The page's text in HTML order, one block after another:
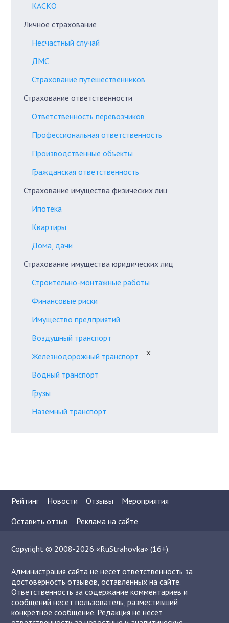
КАСКО
Личное страхование
Несчастный случай
ДМС
Страхование путешественников
Страхование ответственности
Ответственность перевозчиков
Профессиональная ответственность
Производственные объекты
Гражданская ответственность
Страхование имущества физических лиц
Ипотека
Квартиры
Дома, дачи
Страхование имущества юридических лиц
Строительно-монтажные работы
Финансовые риски
Имущество предприятий
Воздушный транспорт
Железнодорожный транспорт
✕
Водный транспорт
Грузы
Наземный транспорт
Рейтинг Новости Отзывы
Мероприятия
Оставить отзыв
Реклама на сайте
Copyright © 2008-2026 «RuStrahovka» (16+).
Администрация сайта не несет ответственность за
достоверность отзывов, оставленных на сайте.
Ответственность за содержание комментариев и
сообщений несет пользователь, разместивший
конкретное сообщение. Редакция не несет